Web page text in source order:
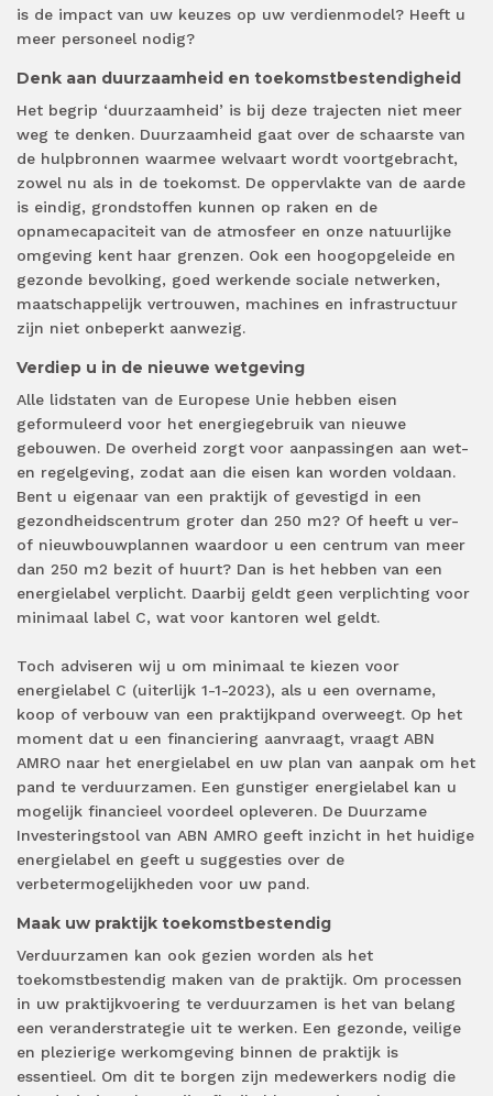
is de impact van uw keuzes op uw verdienmodel? Heeft u
meer personeel nodig?
Denk aan duurzaamheid en toekomstbestendigheid
Het begrip ‘duurzaamheid’ is bij deze trajecten niet meer
weg te denken. Duurzaamheid gaat over de schaarste van
de hulpbronnen waarmee welvaart wordt voortgebracht,
zowel nu als in de toekomst. De oppervlakte van de aarde
is eindig, grondstoffen kunnen op raken en de
opnamecapaciteit van de atmosfeer en onze natuurlijke
omgeving kent haar grenzen. Ook een hoogopgeleide en
gezonde bevolking, goed werkende sociale netwerken,
maatschappelijk vertrouwen, machines en infrastructuur
zijn niet onbeperkt aanwezig.
Verdiep u in de nieuwe wetgeving
Alle lidstaten van de Europese Unie hebben eisen
geformuleerd voor het energiegebruik van nieuwe
gebouwen. De overheid zorgt voor aanpassingen aan wet-
en regelgeving, zodat aan die eisen kan worden voldaan.
Bent u eigenaar van een praktijk of gevestigd in een
gezondheidscentrum groter dan 250 m2? Of heeft u ver-
of nieuwbouwplannen waardoor u een centrum van meer
dan 250 m2 bezit of huurt? Dan is het hebben van een
energielabel verplicht. Daarbij geldt geen verplichting voor
minimaal label C, wat voor kantoren wel geldt.
Toch adviseren wij u om minimaal te kiezen voor
energielabel C (uiterlijk 1-1-2023), als u een overname,
koop of verbouw van een praktijkpand overweegt. Op het
moment dat u een financiering aanvraagt, vraagt ABN
AMRO naar het energielabel en uw plan van aanpak om het
pand te verduurzamen. Een gunstiger energielabel kan u
mogelijk financieel voordeel opleveren. De Duurzame
Investeringstool van ABN AMRO geeft inzicht in het huidige
energielabel en geeft u suggesties over de
verbetermogelijkheden voor uw pand.
Maak uw praktijk toekomstbestendig
Verduurzamen kan ook gezien worden als het
toekomstbestendig maken van de praktijk. Om processen
in uw praktijkvoering te verduurzamen is het van belang
een veranderstrategie uit te werken. Een gezonde, veilige
en plezierige werkomgeving binnen de praktijk is
essentieel. Om dit te borgen zijn medewerkers nodig die